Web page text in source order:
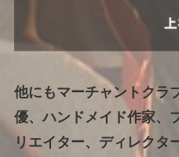
他にもマーチャントクラ
優、ハンドメイド作家、
リエイター、ディレクタ